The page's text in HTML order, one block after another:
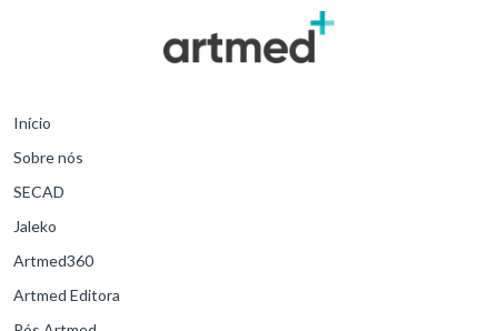
Início
Sobre nós
SECAD
Jaleko
Artmed360
Artmed Editora